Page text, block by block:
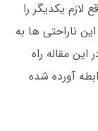
لازم یکدیگر را
ناراحتی ها به
مقاله راه
آورده شده